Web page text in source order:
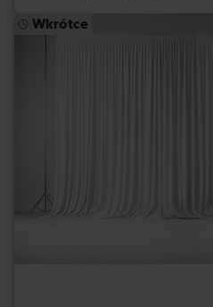
Wkrótce